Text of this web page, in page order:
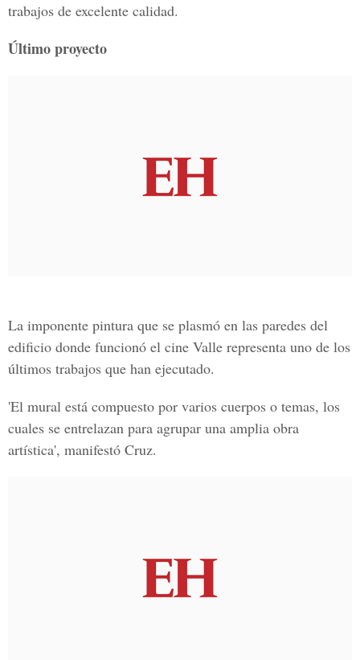
trabajos de excelente calidad.
Último proyecto
La imponente pintura que se plasmó en las paredes del
edificio donde funcionó el cine Valle representa uno de los
últimos trabajos que han ejecutado.
'El mural está compuesto por varios cuerpos o temas, los
cuales se entrelazan para agrupar una amplia obra
artística', manifestó Cruz.